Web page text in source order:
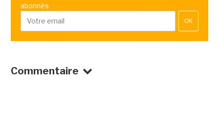
abonnés
OK
Commentaire